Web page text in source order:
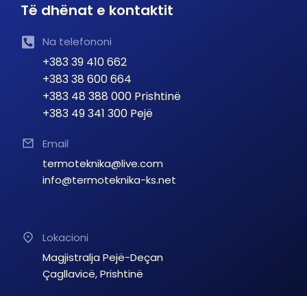
Të dhënat e kontaktit
Na telefononi
+383 39 410 662
+383 38 600 664
+383 48 388 000 Prishtinë
+383 49 341 300 Pejë
Email
termoteknika@live.com
info@termoteknika-ks.net
Lokacioni
Magjistralja Pejë-Deçan
Çagllavicë, Prishtinë